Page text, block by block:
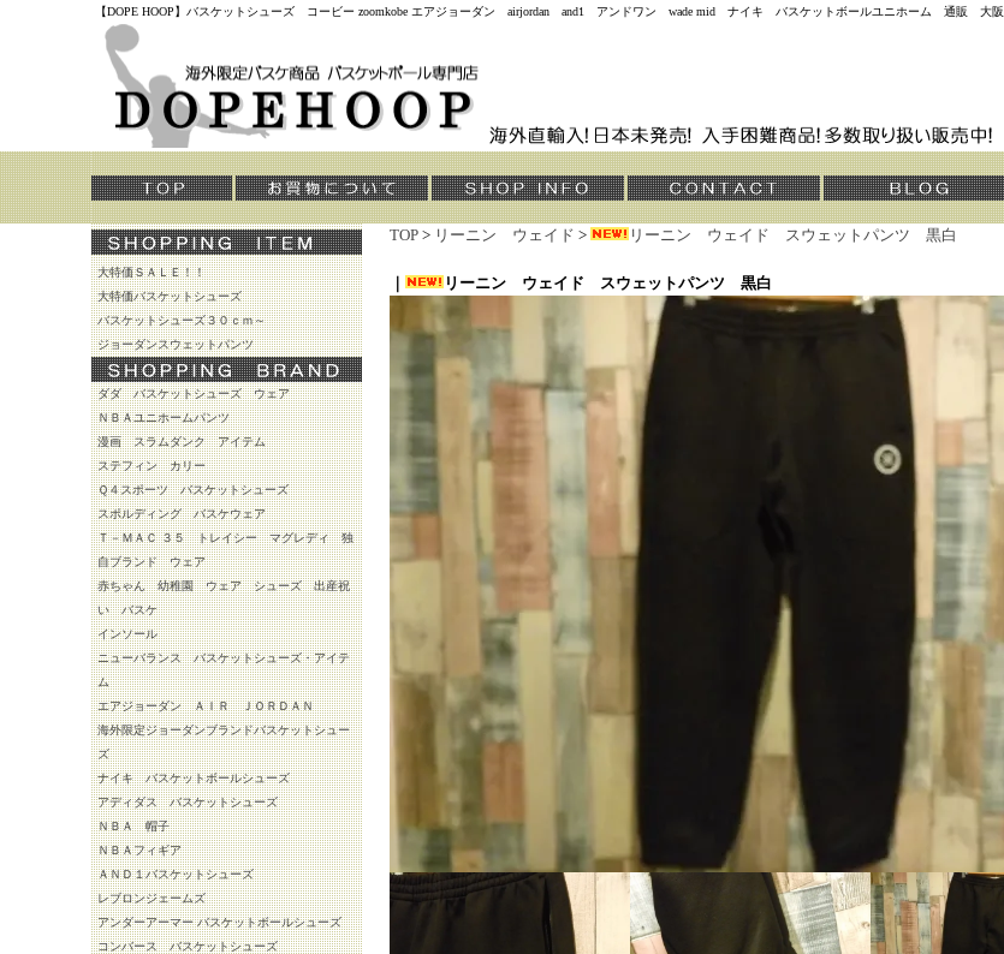
【DOPE HOOP】バスケットシューズ コービー zoomkobe エアジョーダン airjordan and1 アンドワン wade mid ナイキ バスケットボールユニホーム 通販 大阪
大特価ＳＡＬＥ！！
大特価バスケットシューズ
バスケットシューズ３０ｃｍ～
ジョーダンスウェットパンツ
ダダ バスケットシューズ ウェア
ＮＢＡユニホームパンツ
漫画 スラムダンク アイテム
ステフィン カリー
Ｑ４スポーツ バスケットシューズ
スポルディング バスケウェア
Ｔ－ＭＡＣ ３５ トレイシー マグレディ 独
自ブランド ウェア
赤ちゃん 幼稚園 ウェア シューズ 出産祝
い バスケ
インソール
ニューバランス バスケットシューズ・アイテ
ム
エアジョーダン ＡＩＲ ＪＯＲＤＡＮ
海外限定ジョーダンブランドバスケットシュー
ズ
ナイキ バスケットボールシューズ
アディダス バスケットシューズ
ＮＢＡ 帽子
ＮＢＡフィギア
ＡＮＤ１バスケットシューズ
レブロンジェームズ
アンダーアーマー バスケットボールシューズ
コンバース バスケットシューズ
TOP > リーニン ウェイド > リーニン ウェイド スウェットパンツ 黒白
リーニン ウェイド スウェットパンツ 黒白